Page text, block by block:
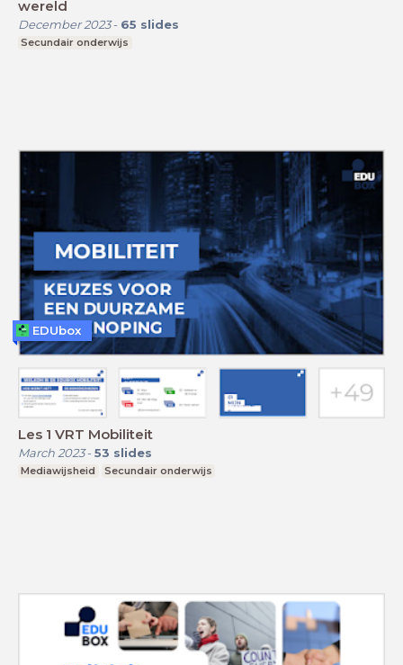
wereld
December 2023- 65 slides
Secundair onderwijs
Les 1 VRT Mobiliteit
March 2023- 53 slides
Mediawijsheid Secundair onderwijs
EDUbox